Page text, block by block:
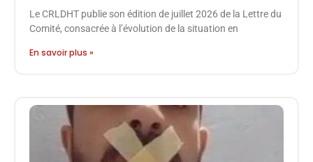
Le CRLDHT publie son édition de juillet 2026 de la Lettre du
Comité, consacrée à l’évolution de la situation en
En savoir plus »